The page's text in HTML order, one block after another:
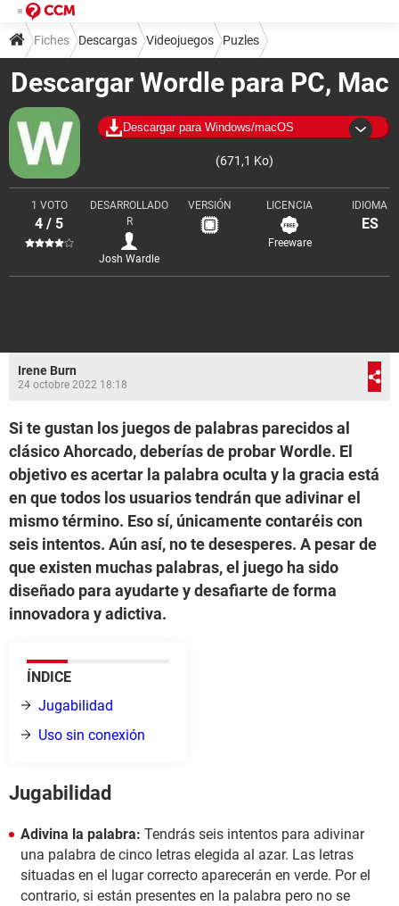
Descargar Wordle para PC, Mac
Descargar para Windows/macOS
(671,1 Ko)
1 VOTO
4 / 5
DESARROLLADO
R
Josh Wardle
VERSIÓN LICENCIA
Freeware
IDIOMA
ES
Fiches Descargas Videojuegos Puzles
Irene Burn
24 octobre 2022 18:18
Si te gustan los juegos de palabras parecidos al
clásico Ahorcado, deberías de probar Wordle. El
objetivo es acertar la palabra oculta y la gracia está
en que todos los usuarios tendrán que adivinar el
mismo término. Eso sí, únicamente contaréis con
seis intentos. Aún así, no te desesperes. A pesar de
que existen muchas palabras, el juego ha sido
diseñado para ayudarte y desafiarte de forma
innovadora y adictiva.
ÍNDICE
Jugabilidad
Uso sin conexión
Jugabilidad
Adivina la palabra: Tendrás seis intentos para adivinar
una palabra de cinco letras elegida al azar. Las letras
situadas en el lugar correcto aparecerán en verde. Por el
contrario, si están presentes en la palabra pero no se